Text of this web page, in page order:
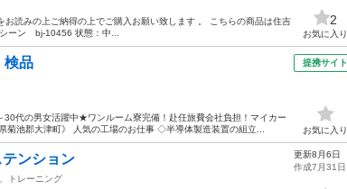
読みの上ご納得の上でご購入お願い致します 。 こちらの商品は住吉
ーン bj-10456 状態：中...
2
お気に入り
品
代の男女活躍中★ワンルーム寮完備！赴任旅費会社負担！マイカー
菊池郡大津町》 人気の工場のお仕事 ◇半導体製造装置の組立...
提携サイト
お気に入り
ンション
トレーニング
更新8月6日
作成7月31日